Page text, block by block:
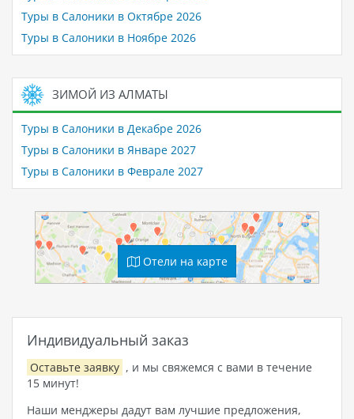
Туры в Салоники в Октябре 2026
Туры в Салоники в Ноябре 2026
ЗИМОЙ ИЗ АЛМАТЫ
Туры в Салоники в Декабре 2026
Туры в Салоники в Январе 2027
Туры в Салоники в Феврале 2027
Отели на карте
Индивидуальный заказ
Оставьте заявку , и мы свяжемся с вами в течение
15 минут!
Наши менджеры дадут вам лучшие предложения,